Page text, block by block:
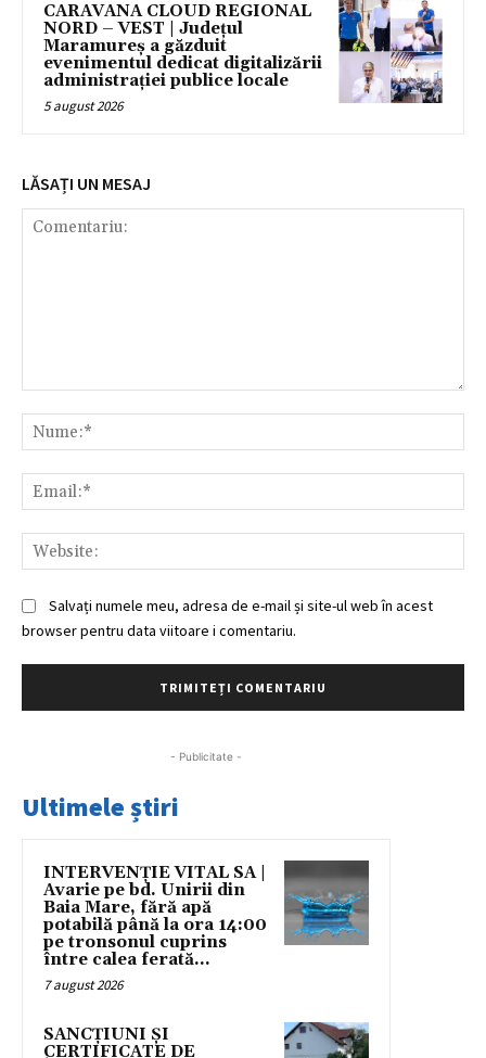
CARAVANA CLOUD REGIONAL
NORD – VEST | Județul
Maramureș a găzduit
evenimentul dedicat digitalizării
administrației publice locale
5 august 2026
LĂSAȚI UN MESAJ
Salvați numele meu, adresa de e-mail și site-ul web în acest
browser pentru data viitoare i comentariu.
- Publicitate -
Ultimele știri
INTERVENȚIE VITAL SA |
Avarie pe bd. Unirii din
Baia Mare, fără apă
potabilă până la ora 14:00
pe tronsonul cuprins
între calea ferată...
7 august 2026
SANCȚIUNI ȘI
CERTIFICATE DE